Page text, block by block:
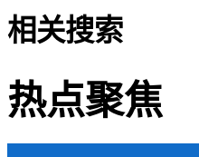
相关搜索
热点聚焦